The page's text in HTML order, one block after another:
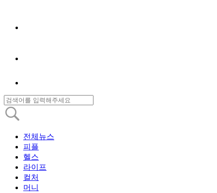
전체뉴스
피플
헬스
라이프
컬처
머니